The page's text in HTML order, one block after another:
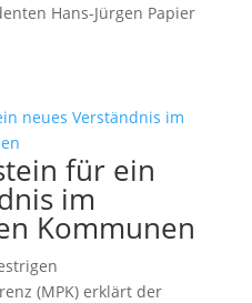
Hans-Jürgen Papier
für ein
im
Kommunen
(MPK) erklärt der